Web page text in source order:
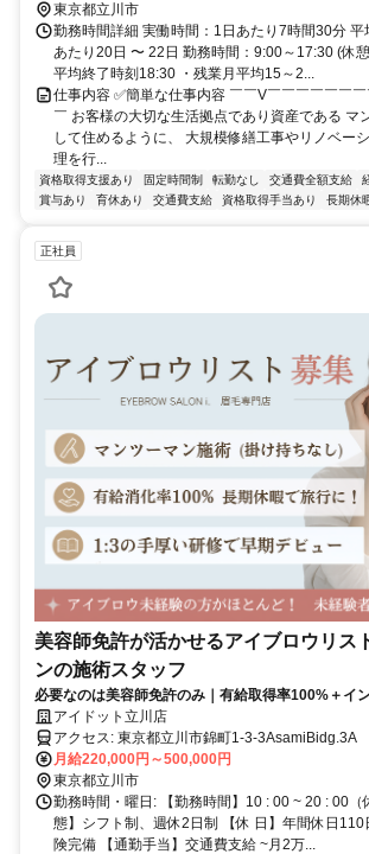
東京都立川市
勤務時間詳細 実働時間：1日あたり7時間30分 平
あたり20日 〜 22日 勤務時間：9:00～17:30 (休
平均終了時刻18:30 ・残業月平均15～2...
仕事内容 ✅簡単な仕事内容 ￣￣V￣￣￣￣￣￣
￣ お客様の大切な生活拠点であり資産である マ
して住めるように、 大規模修繕工事やリノベー
理を行...
資格取得支援あり 固定時間制 転勤なし 交通費全額支給
賞与あり
育休あり 交通費支給 資格取得手当あり 長期休
正社員
美容師免許が活かせるアイブロウリス
ンの施術スタッフ
必要なのは美容師免許のみ｜有給取得率100%＋イ
し・研修中も給与支給
アイドット立川店
アクセス: 東京都立川市錦町1-3-3AsamiBidg.3A
月給220,000円～500,000円
東京都立川市
勤務時間・曜日: 【勤務時間】10 : 00 ~ 20 : 00
態】シフト制、週休2日制 【休 日】年間休日110
険完備 【通勤手当】交通費支給 ~月2万...